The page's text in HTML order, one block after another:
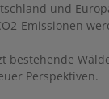
und
Emissionen
bestehende
Perspektiven.